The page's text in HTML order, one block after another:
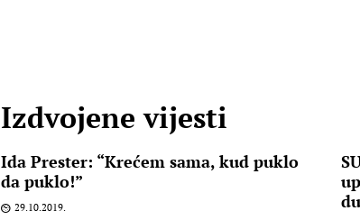
Izdvojene vijesti
Ida Prester: “Krećem sama, kud puklo
da puklo!”
29.10.2019.